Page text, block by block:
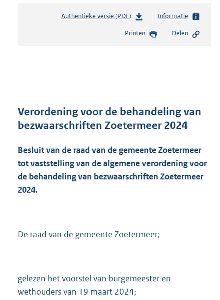
Authentieke versie (PDF)b
s
r
o
t
e
4
Informatie
Printen Delen
Verordening voor de behandeling van
bezwaarschriften Zoetermeer 2024
Besluit van de raad van de gemeente Zoetermeer
tot vaststelling van de algemene verordening voor
de behandeling van bezwaarschriften Zoetermeer
2024.
De raad van de gemeente Zoetermeer;
gelezen het voorstel van burgemeester en
wethouders van 19 maart 2024;